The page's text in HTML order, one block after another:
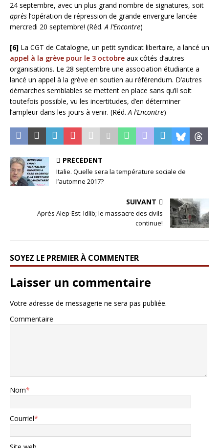
24 septembre, avec un plus grand nombre de signatures, soit
après l’opération de répression de grande envergure lancée
mercredi 20 septembre! (Réd.A l’Encontre)
[6] La CGT de Catalogne, un petit syndicat libertaire, a lancé un
appel à la grève pour le 3 octobre aux côtés d’autres
organisations. Le 28 septembre une association étudiante a
lancé un appel à la grève en soutien au référendum. D’autres
démarches semblables se mettent en place sans qu’il soit
toutefois possible, vu les incertitudes, d’en déterminer
l’ampleur dans les jours à venir. (Réd.A l’Encontre)
PRÉCÉDENT
Italie. Quelle sera la température sociale de
l’automne 2017?
SUIVANT
Après Alep-Est: Idlib; le massacre des civils
continue!
SOYEZ LE PREMIER À COMMENTER
Laisser un commentaire
Votre adresse de messagerie ne sera pas publiée.
Commentaire
Nom*
Courriel*